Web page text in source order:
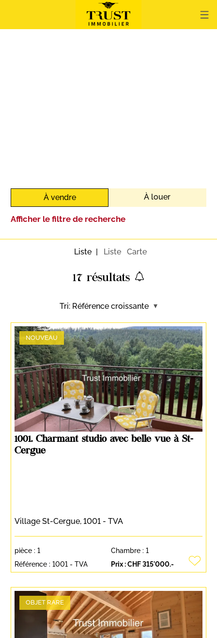
À vendre À louer
Afficher le filtre de recherche
Liste Liste Carte
17 résultats
Tri: Référence croissante
NOUVEAU
1001. Charmant studio avec belle vue à St-
Cergue
Village St-Cergue, 1001 - TVA
Prix :CHF 315'000.-
pièce :1 Chambre : 1
Référence :1001 - TVA
OBJET RARE